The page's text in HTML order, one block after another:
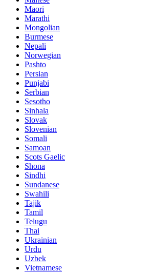
Maori
Marathi
Mongolian
Burmese
Nepali
Norwegian
Pashto
Persian
Punjabi
Serbian
Sesotho
Sinhala
Slovak
Slovenian
Somali
Samoan
Scots Gaelic
Shona
Sindhi
Sundanese
Swahili
Tajik
Tamil
Telugu
Thai
Ukrainian
Urdu
Uzbek
Vietnamese